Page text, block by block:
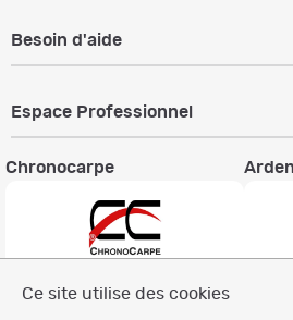
Ce site utilise des cookies
Besoin d'aide
Espace Professionnel
Chronocarpe